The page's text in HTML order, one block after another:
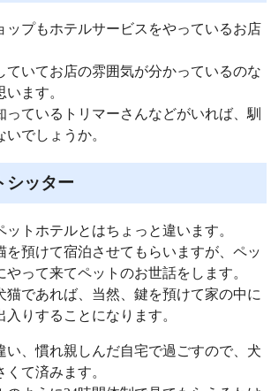
ップもホテルサービスをやっているお店
ていてお店の雰囲気が分かっているのな
ます。
っているトリマーさんなどがいれば、馴
でしょうか。
シッター
トホテルとはちょっと違います。
を預けて宿泊させてもらいますが、ペッ
やって来てペットのお世話をします。
猫であれば、当然、鍵を預けて家の中に
りすることになります。
い、慣れ親しんだ自宅で過ごすので、犬
て済みます。